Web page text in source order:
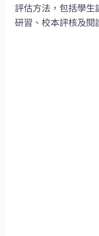
評估方法，包括學生
研習、校本評核及閱